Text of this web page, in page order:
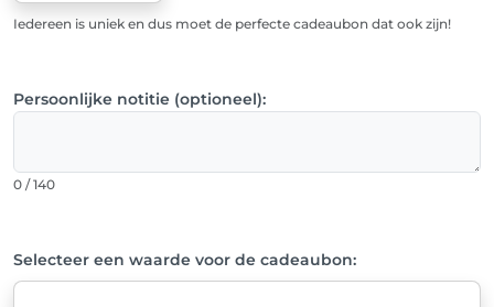
Iedereen is uniek en dus moet de perfecte cadeaubon dat ook zijn!
Persoonlijke notitie (optioneel):
0 / 140
Selecteer een waarde voor de cadeaubon: